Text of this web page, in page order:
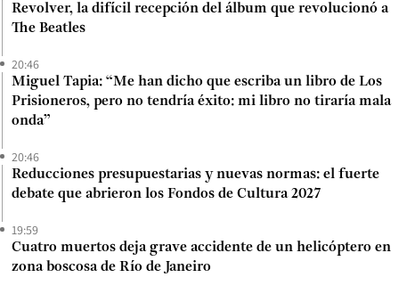
Revolver, la difícil recepción del álbum que revolucionó a
The Beatles
20:46
Miguel Tapia: “Me han dicho que escriba un libro de Los
Prisioneros, pero no tendría éxito: mi libro no tiraría mala
onda”
20:46
Reducciones presupuestarias y nuevas normas: el fuerte
debate que abrieron los Fondos de Cultura 2027
19:59
Cuatro muertos deja grave accidente de un helicóptero en
zona boscosa de Río de Janeiro